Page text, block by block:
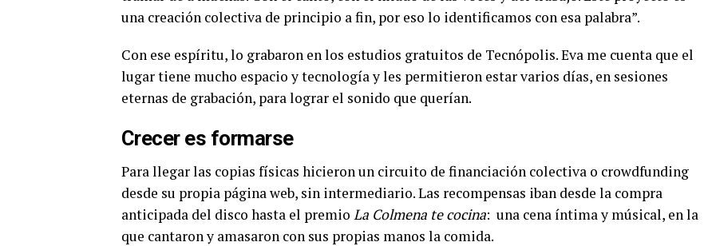
una creación colectiva de principio a fin, por eso lo identificamos con esa palabra”.
Con ese espíritu, lo grabaron en los estudios gratuitos de Tecnópolis. Eva me cuenta que el
lugar tiene mucho espacio y tecnología y les permitieron estar varios días, en sesiones
eternas de grabación, para lograr el sonido que querían.
Crecer es formarse
Para llegar las copias físicas hicieron un circuito de financiación colectiva o crowdfunding
desde su propia página web, sin intermediario. Las recompensas iban desde la compra
anticipada del disco hasta el premio La Colmena te cocina: una cena íntima y músical, en la
que cantaron y amasaron con sus propias manos la comida.